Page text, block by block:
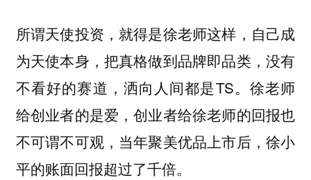
所谓天使投资，就得是徐老师这样，自己成
为天使本身，把真格做到品牌即品类，没有
不看好的赛道，洒向人间都是TS。徐老师
给创业者的是爱，创业者给徐老师的回报也
不可谓不可观，当年聚美优品上市后，徐小
平的账面回报超过了千倍。